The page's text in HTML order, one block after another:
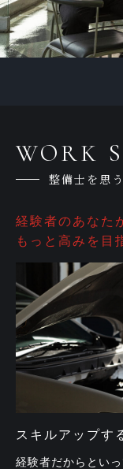
WORK
整備士を思
経験者のあなた
もっと高みを目
スキルアップす
経験者だからとい